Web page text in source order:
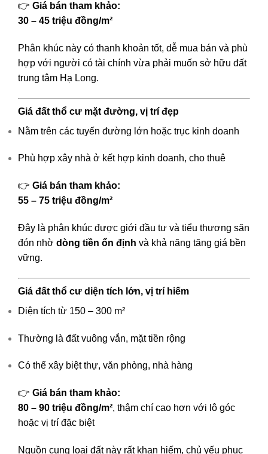
👉 Giá bán tham khảo:
30 – 45 triệu đồng/m²
Phân khúc này có thanh khoản tốt, dễ mua bán và phù
hợp với người có tài chính vừa phải muốn sở hữu đất
trung tâm Hạ Long.
Giá đất thổ cư mặt đường, vị trí đẹp
Nằm trên các tuyến đường lớn hoặc trục kinh doanh
Phù hợp xây nhà ở kết hợp kinh doanh, cho thuê
👉 Giá bán tham khảo:
55 – 75 triệu đồng/m²
Đây là phân khúc được giới đầu tư và tiểu thương săn
đón nhờ dòng tiền ổn định và khả năng tăng giá bền
vững.
Giá đất thổ cư diện tích lớn, vị trí hiếm
Diện tích từ 150 – 300 m²
Thường là đất vuông vắn, mặt tiền rộng
Có thể xây biệt thự, văn phòng, nhà hàng
👉 Giá bán tham khảo:
80 – 90 triệu đồng/m², thậm chí cao hơn với lô góc
hoặc vị trí đặc biệt
Nguồn cung loại đất này rất khan hiếm, chủ yếu phục